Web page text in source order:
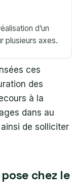
d’un
plusieurs axes.
ces
des
à la
dans au
de solliciter
chez le